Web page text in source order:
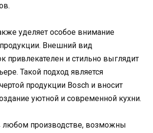
уделяет особое внимание
Внешний вид
привлекателен и стильно выглядит
Такой подход является
продукции Bosch и вносит
уютной и современной кухни.
любом производстве, возможны